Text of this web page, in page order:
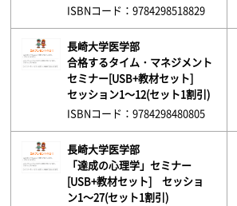
ISBNコード：9784298518829
長崎大学医学部
合格するタイム・マネジメント
セミナー[USB+教材セット]
セッション1～12(セット1割引)
ISBNコード：9784298480805
長崎大学医学部
「達成の心理学」セミナー
[USB+教材セット] セッショ
ン1～27(セット1割引)